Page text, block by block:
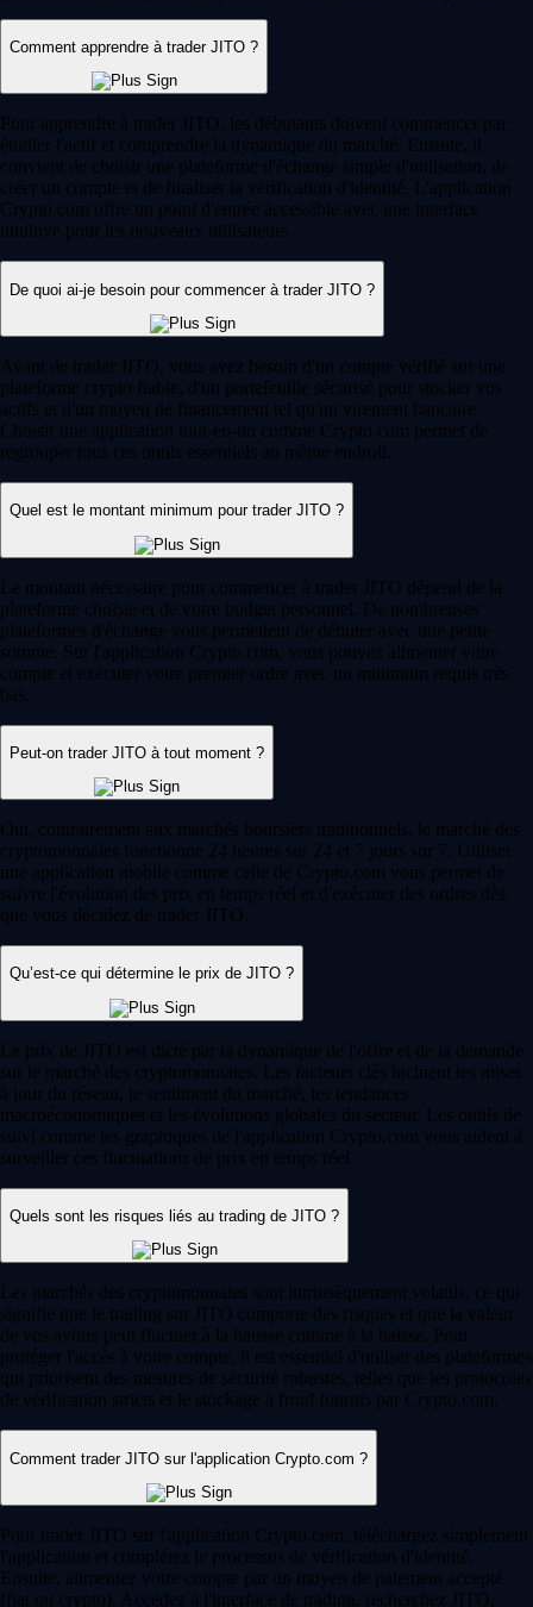
Comment apprendre à trader JITO ?
Pour apprendre à trader JITO, les débutants doivent commencer par
étudier l'actif et comprendre la dynamique du marché. Ensuite, il
convient de choisir une plateforme d'échange simple d'utilisation, de
créer un compte et de finaliser la vérification d'identité. L'application
Crypto.com offre un point d'entrée accessible avec une interface
intuitive pour les nouveaux utilisateurs.
De quoi ai-je besoin pour commencer à trader JITO ?
Avant de trader JITO, vous avez besoin d'un compte vérifié sur une
plateforme crypto fiable, d'un portefeuille sécurisé pour stocker vos
actifs et d'un moyen de financement tel qu'un virement bancaire.
Choisir une application tout-en-un comme Crypto.com permet de
regrouper tous ces outils essentiels au même endroit.
Quel est le montant minimum pour trader JITO ?
Le montant nécessaire pour commencer à trader JITO dépend de la
plateforme choisie et de votre budget personnel. De nombreuses
plateformes d'échange vous permettent de débuter avec une petite
somme. Sur l'application Crypto.com, vous pouvez alimenter votre
compte et exécuter votre premier ordre avec un minimum requis très
bas.
Peut-on trader JITO à tout moment ?
Oui, contrairement aux marchés boursiers traditionnels, le marché des
cryptomonnaies fonctionne 24 heures sur 24 et 7 jours sur 7. Utiliser
une application mobile comme celle de Crypto.com vous permet de
suivre l'évolution des prix en temps réel et d'exécuter des ordres dès
que vous décidez de trader JITO.
Qu’est-ce qui détermine le prix de JITO ?
Le prix de JITO est dicté par la dynamique de l'offre et de la demande
sur le marché des cryptomonnaies. Les facteurs clés incluent les mises
à jour du réseau, le sentiment du marché, les tendances
macroéconomiques et les évolutions globales du secteur. Les outils de
suivi comme les graphiques de l'application Crypto.com vous aident à
surveiller ces fluctuations de prix en temps réel.
Quels sont les risques liés au trading de JITO ?
Les marchés des cryptomonnaies sont intrinsèquement volatils, ce qui
signifie que le trading sur JITO comporte des risques et que la valeur
de vos avoirs peut fluctuer à la hausse comme à la baisse. Pour
protéger l'accès à votre compte, il est essentiel d'utiliser des plateformes
qui priorisent des mesures de sécurité robustes, telles que les protocoles
de vérification stricts et le stockage à froid fournis par Crypto.com.
Comment trader JITO sur l'application Crypto.com ?
Pour trader JITO sur l'application Crypto.com, téléchargez simplement
l'application et complétez le processus de vérification d'identité.
Ensuite, alimentez votre compte par un moyen de paiement accepté
(fiat ou crypto). Accédez à l'interface de trading, recherchez JITO,